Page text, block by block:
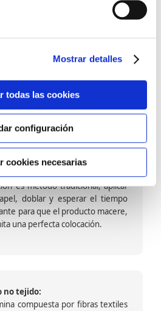
Mostrar detalles
todas las cookies
configuración
cookies necesarias
en base agua. En zonas de
proteger con placas, silestone,
exceso dañaría el papel. Su
en la pared y tira en seco, sin
y sencilla.
papel:
de papel sobre un soporte de
es método tradicional, aplicar
doblar y esperar el tiempo
para que el producto macere,
una perfecta colocación.
no tejido:
compuesta por fibras textiles